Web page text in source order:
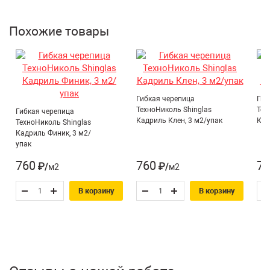
Похожие товары
Гибкая черепица
ТехноНиколь Shinglas
Кадриль Финик, 3 м2/
упак
760 ₽/м2
В корзину
Гибкая черепица
ТехноНиколь Shinglas
Кадриль Клен, 3 м2/упак
760 ₽/м2
В корзину